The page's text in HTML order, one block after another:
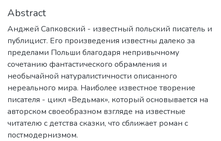
Abstract
Анджей Сапковский - известный польский писатель и
публицист. Его произведения известны далеко за
пределами Польши благодаря непривычному
сочетанию фантастического обрамления и
необычайной натуралистичности описанного
нереального мира. Наиболее известное творение
писателя - цикл «Ведьмак», который основывается на
авторском своеобразном взгляде на известные
читателю с детства сказки, что сближает роман с
постмодернизмом.